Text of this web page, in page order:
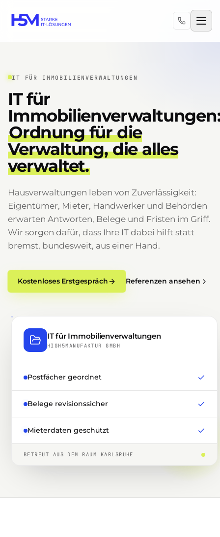
IT FÜR IMMOBILIENVERWALTUNGEN
IT für
Ordnung für die
Verwaltung, die alles
verwaltet.
Hausverwaltungen leben von Zuverlässigkeit:
Eigentümer, Mieter, Handwerker und Behörden
erwarten Antworten, Belege und Fristen im Griff.
Wir sorgen dafür, dass Ihre IT dabei hilft statt
bremst, bundesweit, aus einer Hand.
Kostenloses Erstgespräch Referenzen ansehen
IT für Immobilienverwaltungen
HIGH5MANUFAKTUR GMBH
Postfächer geordnet
Belege revisionssicher
Mieterdaten geschützt
BETREUT AUS DEM RAUM KARLSRUHE